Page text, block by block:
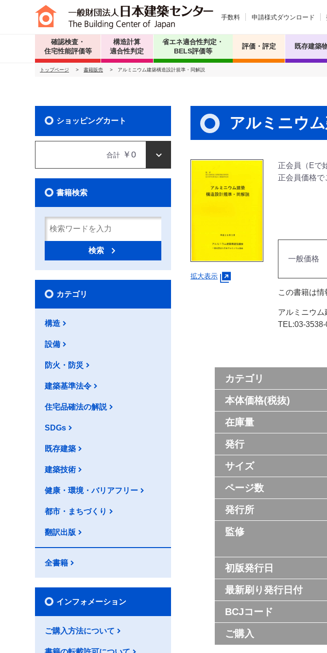
確認検査・
住宅性能評価等
構造計算
適合性判定
省エネ適合性判定・
BELS評価等
評価・評定 既存建築
手数料 申請様式ダウンロード
トップページ > 書籍販売 > アルミニウム建築構造設計規準・同解説
ショッピングカート
合計 ￥0
書籍検索
検索
カテゴリ
構造
設備
防火・防災
建築基準法令
住宅品確法の解説
SDGs
既存建築
建築技術
健康・環境・バリアフリー
都市・まちづくり
翻訳出版
全書籍
インフォメーション
ご購入方法について
アルミニウ
拡大表示
正会員（Eで
正会員価格で
一般価格
この書籍は情
アルミニウム
TEL:03-3538-
カテゴリ
本体価格(税抜)
在庫量
発行
サイズ
ページ数
発行所
監修
初版発行日
最新刷り発行日付
BCJコード
ご購入